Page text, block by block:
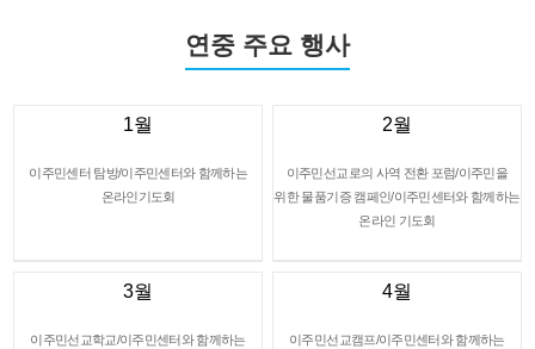
연중 주요 행사
1월
이주민센터 탐방/이주민센터와 함께하는
온라인기도회
2월
이주민선교로의 사역 전환 포럼/이주민을
위한 물품기증 캠페인/이주민센터와 함께하는
온라인 기도회
3월
이주민선교학교/이주민센터와 함께하는
4월
이주민선교캠프/이주민센터와 함께하는